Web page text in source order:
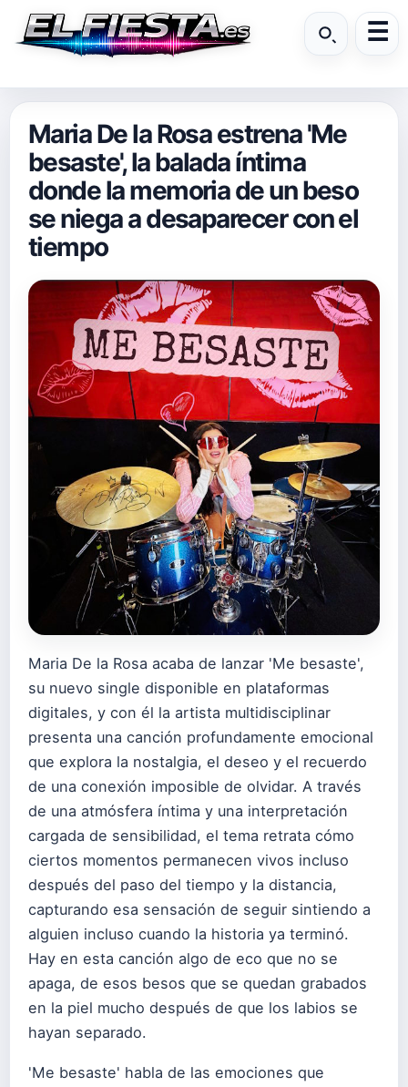
Maria De la Rosa estrena 'Me
besaste', la balada íntima
donde la memoria de un beso
se niega a desaparecer con el
tiempo
Maria De la Rosa acaba de lanzar 'Me besaste',
su nuevo single disponible en plataformas
digitales, y con él la artista multidisciplinar
presenta una canción profundamente emocional
que explora la nostalgia, el deseo y el recuerdo
de una conexión imposible de olvidar. A través
de una atmósfera íntima y una interpretación
cargada de sensibilidad, el tema retrata cómo
ciertos momentos permanecen vivos incluso
después del paso del tiempo y la distancia,
capturando esa sensación de seguir sintiendo a
alguien incluso cuando la historia ya terminó.
Hay en esta canción algo de eco que no se
apaga, de esos besos que se quedan grabados
en la piel mucho después de que los labios se
hayan separado.
'Me besaste' habla de las emociones que